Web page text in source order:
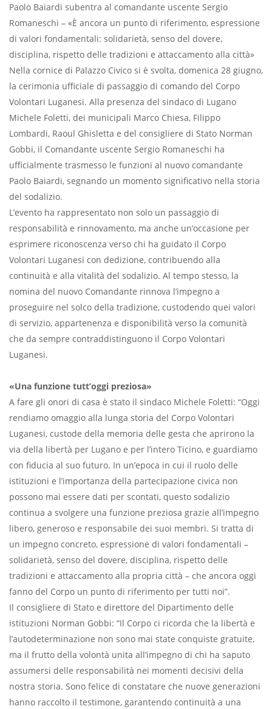
Paolo Baiardi subentra al comandante uscente Sergio
Romaneschi – «È ancora un punto di riferimento, espressione
di valori fondamentali: solidarietà, senso del dovere,
disciplina, rispetto delle tradizioni e attaccamento alla città»
Nella cornice di Palazzo Civico si è svolta, domenica 28 giugno,
la cerimonia ufficiale di passaggio di comando del Corpo
Volontari Luganesi. Alla presenza del sindaco di Lugano
Michele Foletti, dei municipali Marco Chiesa, Filippo
Lombardi, Raoul Ghisletta e del consigliere di Stato Norman
Gobbi, il Comandante uscente Sergio Romaneschi ha
ufficialmente trasmesso le funzioni al nuovo comandante
Paolo Baiardi, segnando un momento significativo nella storia
del sodalizio.
L’evento ha rappresentato non solo un passaggio di
responsabilità e rinnovamento, ma anche un’occasione per
esprimere riconoscenza verso chi ha guidato il Corpo
Volontari Luganesi con dedizione, contribuendo alla
continuità e alla vitalità del sodalizio. Al tempo stesso, la
nomina del nuovo Comandante rinnova l’impegno a
proseguire nel solco della tradizione, custodendo quei valori
di servizio, appartenenza e disponibilità verso la comunità
che da sempre contraddistinguono il Corpo Volontari
Luganesi.
«Una funzione tutt’oggi preziosa»
A fare gli onori di casa è stato il sindaco Michele Foletti: “Oggi
rendiamo omaggio alla lunga storia del Corpo Volontari
Luganesi, custode della memoria delle gesta che aprirono la
via della libertà per Lugano e per l’intero Ticino, e guardiamo
con fiducia al suo futuro. In un’epoca in cui il ruolo delle
istituzioni e l’importanza della partecipazione civica non
possono mai essere dati per scontati, questo sodalizio
continua a svolgere una funzione preziosa grazie all’impegno
libero, generoso e responsabile dei suoi membri. Si tratta di
un impegno concreto, espressione di valori fondamentali –
solidarietà, senso del dovere, disciplina, rispetto delle
tradizioni e attaccamento alla propria città – che ancora oggi
fanno del Corpo un punto di riferimento per tutti noi”.
Il consigliere di Stato e direttore del Dipartimento delle
istituzioni Norman Gobbi: “Il Corpo ci ricorda che la libertà e
l’autodeterminazione non sono mai state conquiste gratuite,
ma il frutto della volontà unita all’impegno di chi ha saputo
assumersi delle responsabilità nei momenti decisivi della
nostra storia. Sono felice di constatare che nuove generazioni
hanno raccolto il testimone, garantendo continuità a una